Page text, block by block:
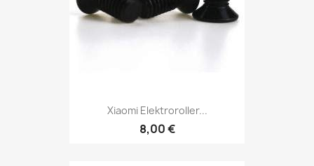
Xiaomi Elektroroller...
8,00 €